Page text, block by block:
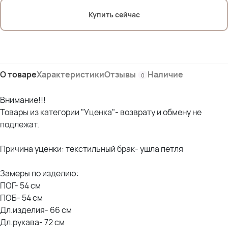
Купить сейчас
О товареХарактеристикиОтзывы 0 Наличие
Внимание!!!
Товары из категории "Уценка"- возврату и обмену не
подлежат.
Причина уценки: текстильный брак- ушла петля
Замеры по изделию:
ПОГ- 54 см
ПОБ- 54 см
Дл.изделия- 66 см
Дл.рукава- 72 см